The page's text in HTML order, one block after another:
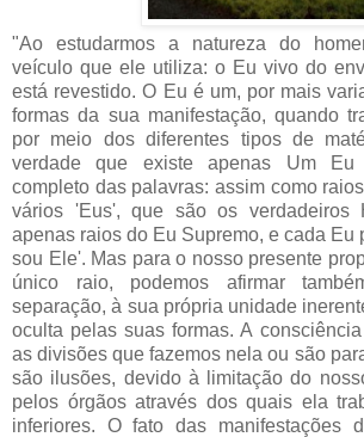
"Ao estudarmos a natureza do
veículo que ele utiliza: o Eu vivo do
está revestido. O Eu é um, por mais
formas da sua manifestação, quando
por meio dos diferentes tipos de
verdade que existe apenas Um
completo das palavras: assim como
vários 'Eus', que são os verdadeiros
apenas raios do Eu Supremo, e cada Eu
sou Ele'. Mas para o nosso presente
único raio, podemos afirmar
separação, à sua própria unidade
oculta pelas suas formas. A
as divisões que fazemos nela ou são
são ilusões, devido à limitação do
pelos órgãos através dos quais ela
inferiores. O fato das manifestações